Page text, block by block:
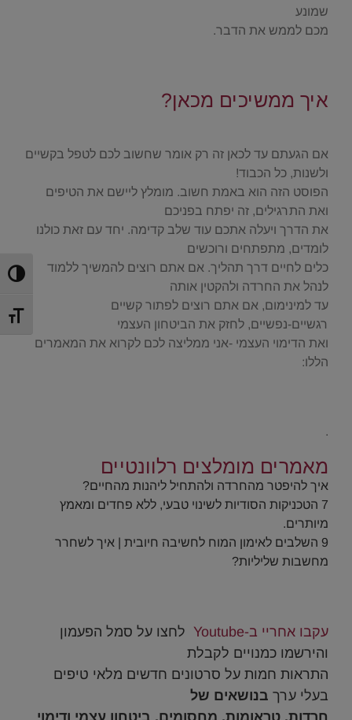
מתג
שמונע
מכם לממש את הדבר.
איך ממשיכים מכאן?
אם הגעתם עד לכאן זה רק אומר שחשוב לכם לטפל בקשיים
ולשנות, כל הכבוד!
הפוסט הזה הוא באמת חשוב. מומלץ ליישם את הטיפים
ואת התרגילים, זה יפתח בפניכם
את הדרך ויעלה אתכם עוד שלב קדימה. יחד עם זאת כולנו
לומדים, מתפתחים ורוכשים
כלים לחיים דרך תהליך. אם אתם רוצים להמשיך ללמוד
לנהל את החרדה ולהקטין אותה
עד למינימום, אם אתם רוצים לפתור קשיים
רגשיים-נפשיים, לחזק את הביטחון העצמי
ואת הדימוי העצמי -אני ממליצה לכם לקרוא את המאמרים
הללו:
.
מאמרים מומלצים רלוונטיים
איך להיפטר מהחרדה ולהתחיל ליהנות מהחיים?
7 הטכניקות הסודיות לשינוי טבעי, ללא פחדים ומאמץ
מיותרים.
9 השלבים לאימון המוח לחשיבה חיובית | איך לשחרר
מחשבות שליליות?
עקבו אחריי ב-Youtube
לחצו על סמל הפעמון
והירשמו כמנויים לקבלת
התראות חמות על סרטונים חדשים מלאי טיפים
בעלי ערך בנושאים של
חרדות, טראומות, מחסומים, ביטחון עצמי ודימוי